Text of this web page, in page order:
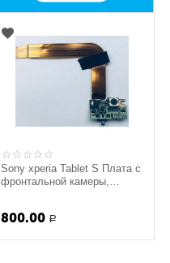
Sony xperia Tablet S Плата с
фронтальной камеры,
800.00 Р